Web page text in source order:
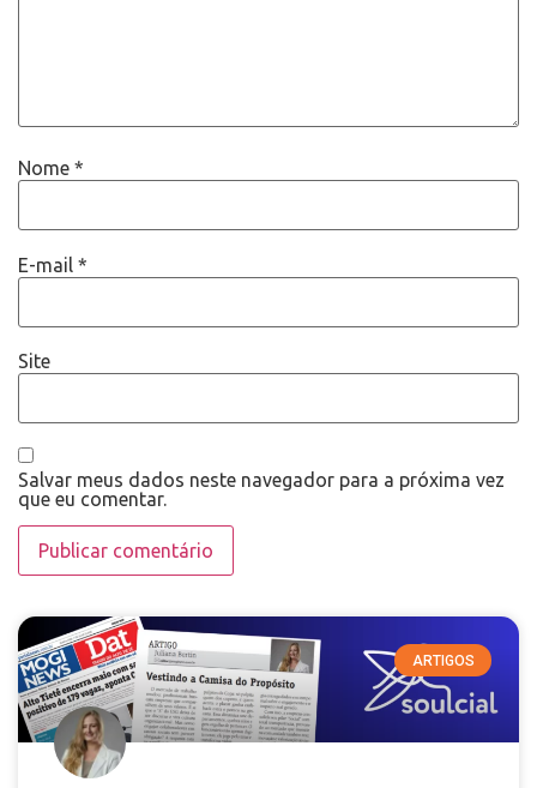
Nome *
E-mail *
Site
Salvar meus dados neste navegador para a próxima vez
que eu comentar.
ARTIGOS